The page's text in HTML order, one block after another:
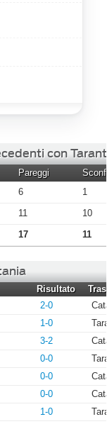
con
Pareggi
6
1
11
10
17 11
Risultato
2-0
1-0
3-2
0-0
0-0
0-0
1-0